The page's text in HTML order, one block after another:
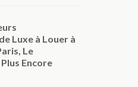
Luxe à Louer à
Le
Encore